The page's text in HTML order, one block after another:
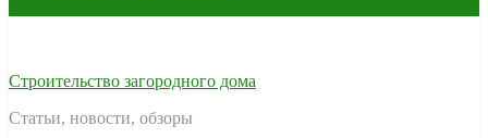
Строительство загородного дома
Статьи, новости, обзоры